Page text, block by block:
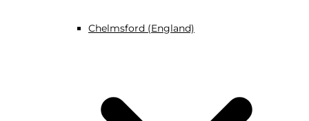
Chelmsford (England)